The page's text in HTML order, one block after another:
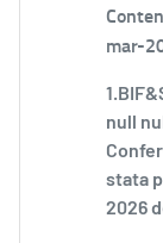
mar-
null
stata
2026